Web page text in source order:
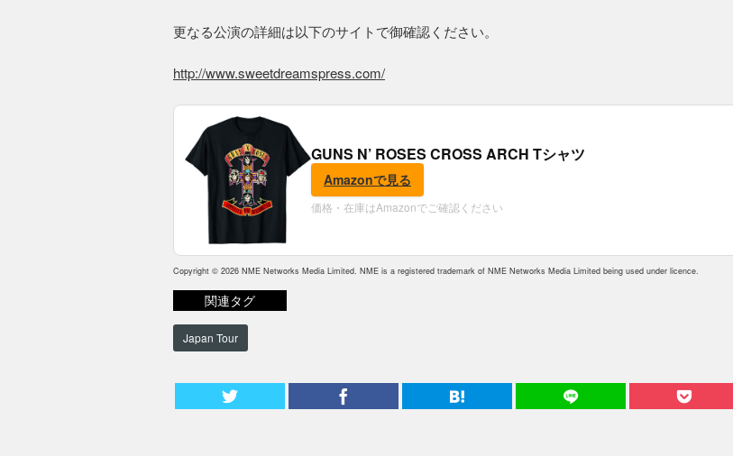
更なる公演の詳細は以下のサイトで御確認ください。
http://www.sweetdreamspress.com/
GUNS N’ ROSES CROSS ARCH Tシャツ
Amazonで見る
価格・在庫はAmazonでご確認ください
Copyright © 2026 NME Networks Media Limited. NME is a registered trademark of NME Networks Media Limited being used under licence.
関連タグ
Japan Tour